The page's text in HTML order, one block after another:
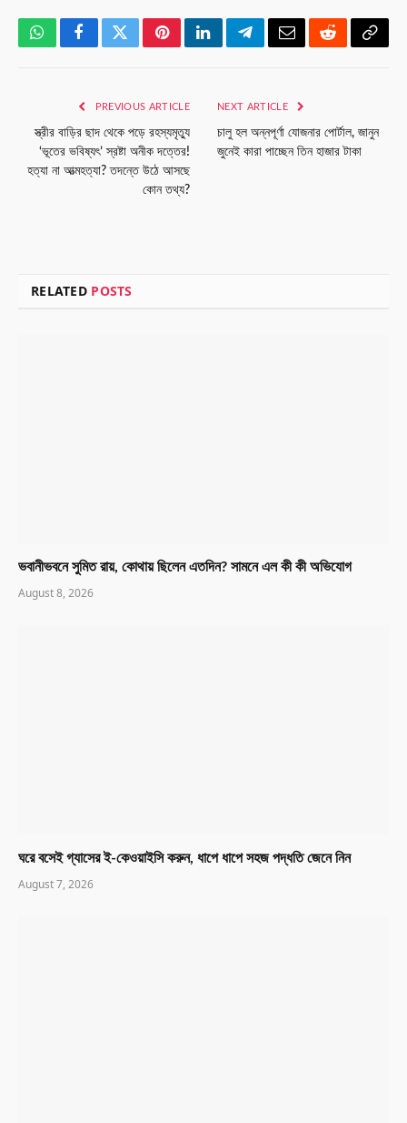
WhatsAppFacebookTwitterPinterestLinkedInTelegramEmailRedditCopy
PREVIOUS ARTICLE
স্ত্রীর বাড়ির ছাদ থেকে পড়ে রহস্যমৃত্যু
‘ভূতের ভবিষ্যৎ’ স্রষ্টা অনীক দত্তের!
হত্যা না আত্মহত্যা? তদন্তে উঠে আসছে
কোন তথ্য?
NEXT ARTICLE
চালু হল অন্নপূর্ণা যোজনার পোর্টাল, জানুন
জুনেই কারা পাচ্ছেন তিন হাজার টাকা
RELATED POSTS
ভবানীভবনে সুমিত রায়, কোথায় ছিলেন এতদিন? সামনে এল কী কী অভিযোগ
August 8, 2026
ঘরে বসেই গ্যাসের ই-কেওয়াইসি করুন, ধাপে ধাপে সহজ পদ্ধতি জেনে নিন
August 7, 2026